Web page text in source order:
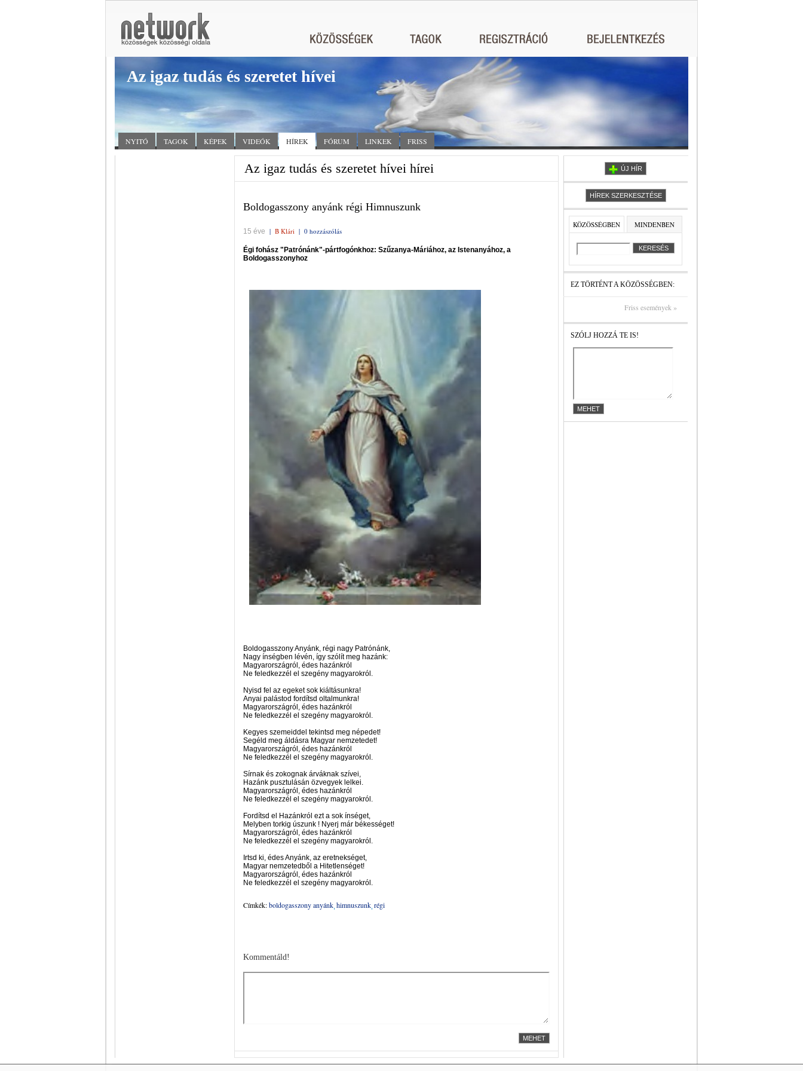
Az igaz tudás és szeretet hívei
NYITÓ TAGOK KÉPEK VIDEÓK HÍREK FÓRUM LINKEK FRISS
Az igaz tudás és szeretet hívei hírei
Boldogasszony anyánk régi Himnuszunk
15 éve | B Klári | 0 hozzászólás
Égi fohász "Patrónánk"-pártfogónkhoz: Szűzanya-Máriához, az Istenanyához, a
Boldogasszonyhoz
Boldogasszony Anyánk, régi nagy Patrónánk,
Nagy ínségben lévén, így szólít meg hazánk:
Magyarországról, édes hazánkról
Ne feledkezzél el szegény magyarokról.
Nyisd fel az egeket sok kiáltásunkra!
Anyai palástod fordítsd oltalmunkra!
Magyarországról, édes hazánkról
Ne feledkezzél el szegény magyarokról.
Kegyes szemeiddel tekintsd meg népedet!
Segéld meg áldásra Magyar nemzetedet!
Magyarországról, édes hazánkról
Ne feledkezzél el szegény magyarokról.
Sírnak és zokognak árváknak szívei,
Hazánk pusztulásán özvegyek lelkei.
Magyarországról, édes hazánkról
Ne feledkezzél el szegény magyarokról.
Fordítsd el Hazánkról ezt a sok ínséget,
Melyben torkig úszunk ! Nyerj már békességet!
Magyarországról, édes hazánkról
Ne feledkezzél el szegény magyarokról.
Irtsd ki, édes Anyánk, az eretnekséget,
Magyar nemzetedből a Hitetlenséget!
Magyarországról, édes hazánkról
Ne feledkezzél el szegény magyarokról.
Címkék:boldogasszony anyánk himnuszunk régi
Kommentáld!
ÚJ HÍR
HÍREK SZERKESZTÉSE
KÖZÖSSÉGBEN MINDENBEN
EZ TÖRTÉNT A KÖZÖSSÉGBEN:
Friss események »
SZÓLJ HOZZÁ TE IS!